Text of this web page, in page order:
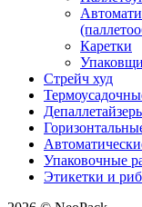
Каретки
Стрейч худ
Упаковочные
Этикетки и